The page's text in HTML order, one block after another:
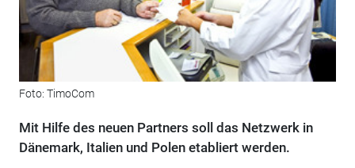
Foto: TimoCom
Mit Hilfe des neuen Partners soll das Netzwerk in
Dänemark, Italien und Polen etabliert werden.